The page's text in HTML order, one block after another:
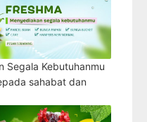
Segala Kebutuhanmu
sahabat dan